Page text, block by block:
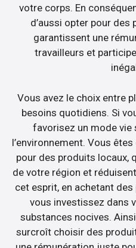
votre corps. En
d’aussi opter pour des
garantissent une
travailleurs et
Vous avez le choix entre
besoins quotidiens. Si
favorisez un mode vie
l’environnement. Vous
pour des produits locaux,
de votre région et
cet esprit, en achetant
vous investissez dans
substances nocives.
surcroît choisir des